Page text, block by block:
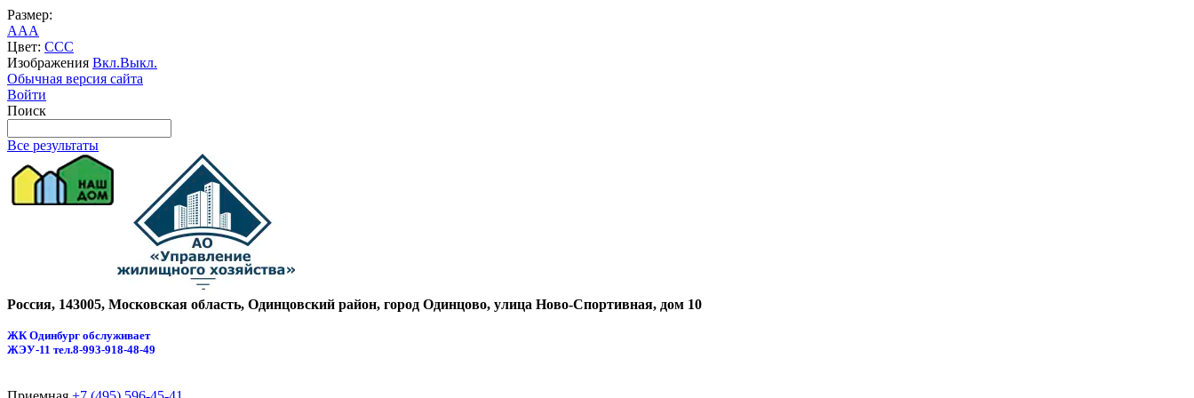
Размер:
AAA
Цвет: CCC
Изображения Вкл.Выкл.
Обычная версия сайта
Войти
Поиск
Все результаты
Россия, 143005, Московская область, Одинцовский район, город Одинцово, улица Ново-Спортивная, дом 10
ЖК Одинбург обслуживает
ЖЭУ-11 тел.8-993-918-48-49